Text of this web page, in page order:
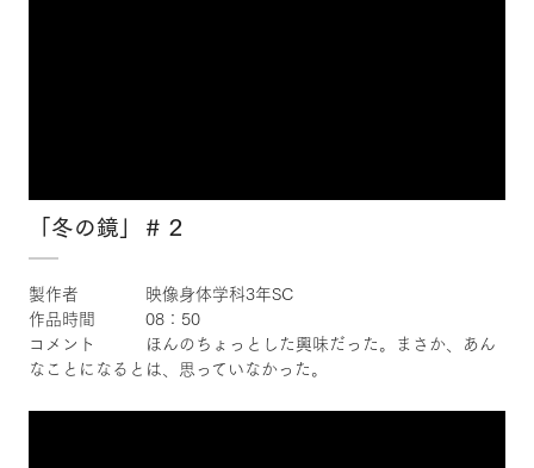
「冬の鏡」＃２
製作者 映像身体学科3年SC
作品時間 08：50
コメント ほんのちょっとした興味だった。まさか、あん
なことになるとは、思っていなかった。